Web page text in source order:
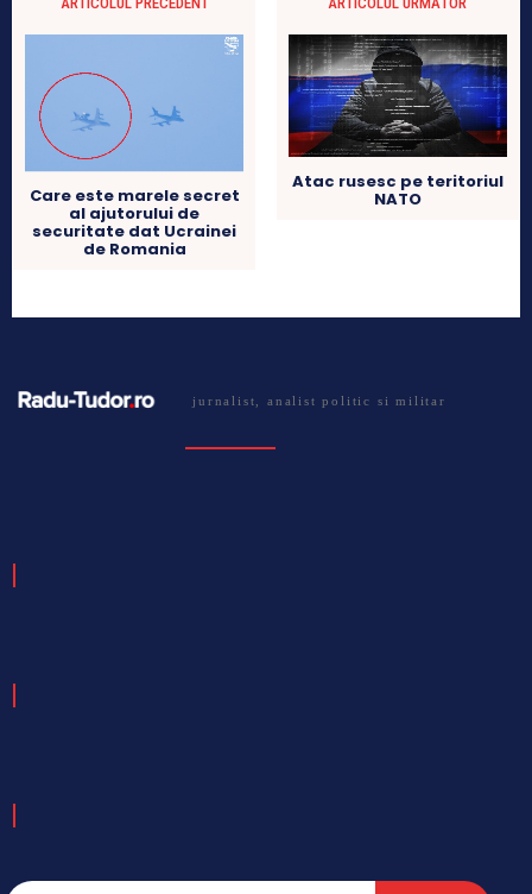
Care este marele secret
al ajutorului de
securitate dat Ucrainei
de Romania
Atac rusesc pe teritoriul
NATO
jurnalist, analist politic si militar